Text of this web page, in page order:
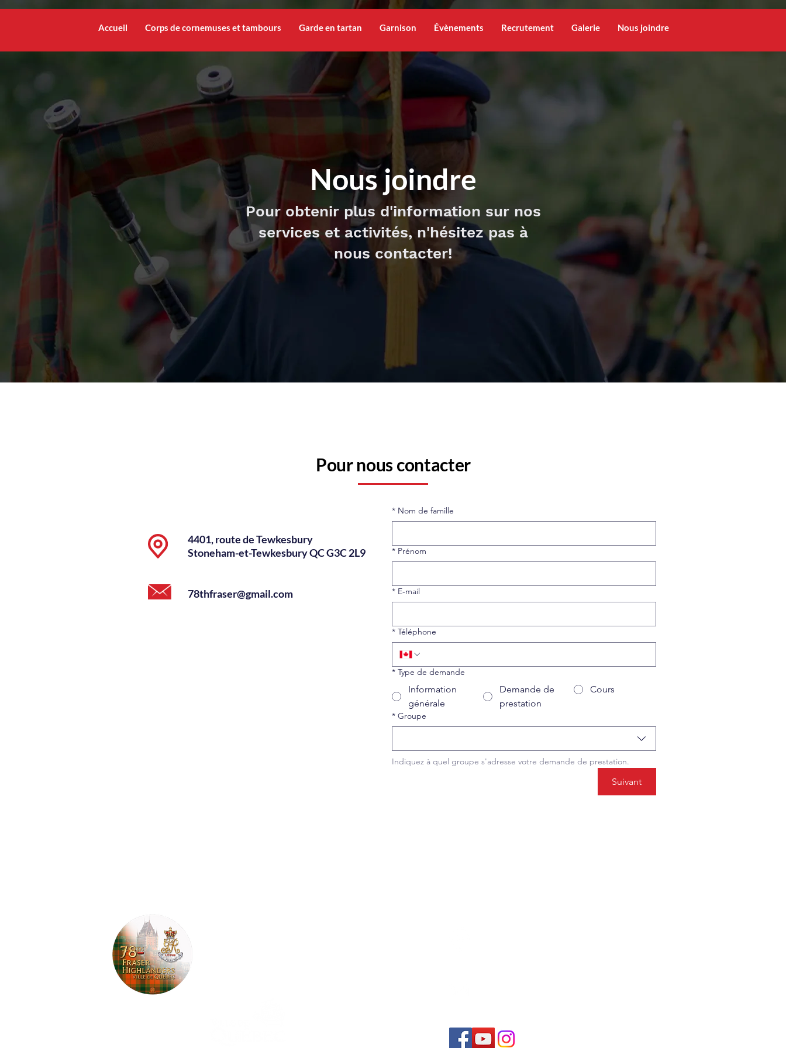
Accueil Corps de cornemuses et tambours Garde en tartan Garnison Évènements Recrutement Galerie Nous joindre
Nous joindre
Pour obtenir plus d'information sur nos
services et activités, n'hésitez pas à
nous contacter!
Pour nous contacter
4401, route de Tewkesbury
Stoneham-et-Tewkesbury QC G3C 2L9
78thfraser@gmail.com
* Nom de famille
* Prénom
* E‑mail
* Téléphone
* Type de demande
Information
générale
Demande de
prestation
Cours
* Groupe
Indiquez à quel groupe s'adresse votre demande de prestation.
Suivant